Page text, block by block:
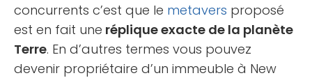
concurrents c’est que le metavers proposé
est en fait une réplique exacte de la planète
Terre. En d’autres termes vous pouvez
devenir propriétaire d’un immeuble à New